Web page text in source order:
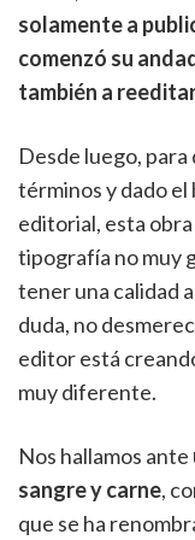
solamente a
comenzó su
también a
Desde luego,
términos y dado
editorial, esta obra
tipografía no muy
tener una calidad
duda, no
editor está
muy diferente.
Nos hallamos ante
sangre y carne,
que se ha